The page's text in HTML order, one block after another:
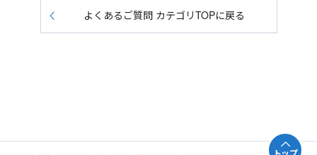
よくあるご質問 カテゴリTOPに戻る